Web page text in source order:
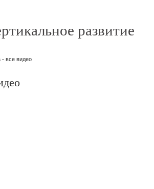
развитие
- все видео